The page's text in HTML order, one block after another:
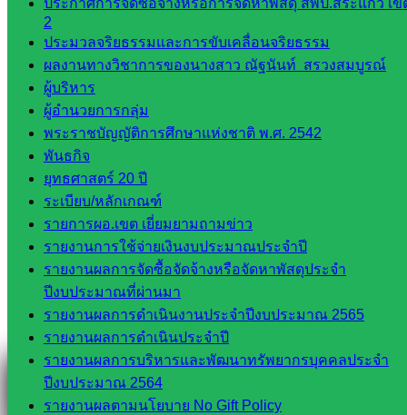
ประกาศการจัดซื้อจ้างหรือการจัดหาพัสดุ สพป.สระแก้ว เข
2
ประมวลจริยธรรมและการขับเคลื่อนจริยธรรม
ผลงานทางวิชาการของนางสาว ณัฐนันท์ สรวงสมบูรณ์
ผู้บริหาร
ผู้อำนวยการกลุ่ม
พระราชบัญญัติการศึกษาแห่งชาติ พ.ศ. 2542
พันธกิจ
ยุทธศาสตร์ 20 ปี
ระเบียบ/หลักเกณฑ์
รายการผอ.เขต เยี่ยมยามถามข่าว
รายงานการใช้จ่ายเงินงบประมาณประจำปี
รายงานผลการจัดซื้อจัดจ้างหรือจัดหาพัสดุประจำ
ปีงบประมาณที่ผ่านมา
รายงานผลการดำเนินงานประจำปีงบประมาณ 2565
รายงานผลการดำเนินประจำปี
รายงานผลการบริหารและพัฒนาทรัพยากรบุคคลประจำ
ปีงบประมาณ 2564
รายงานผลตามนโยบาย No Gift Policy
Line
Tel 037-232263:
Messenger
Facebook